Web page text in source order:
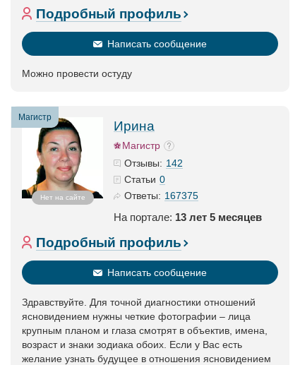
Подробный профиль
Написать сообщение
Можно провести остуду
Магистр
Нет на сайте
Ирина
Магистр
Отзывы: 142
Статьи 0
Ответы: 167375
На портале: 13 лет 5 месяцев
Подробный профиль
Написать сообщение
Здравствуйте. Для точной диагностики отношений
ясновидением нужны четкие фотографии – лица
крупным планом и глаза смотрят в объектив, имена,
возраст и знаки зодиака обоих. Если у Вас есть
желание узнать будущее в отношения ясновидением